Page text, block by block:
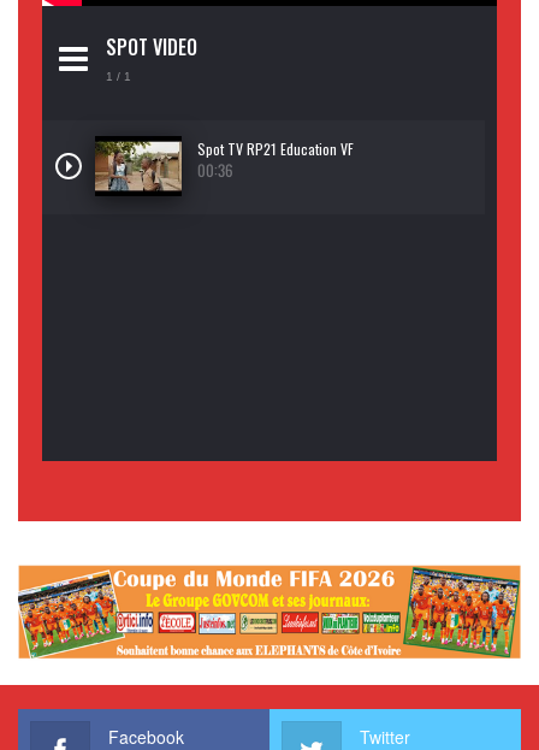
SPOT VIDEO
1 / 1
Spot TV RP21 Education VF
00:36
Facebook Twitter